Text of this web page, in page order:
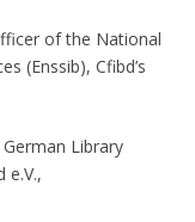
of the National
(Enssib), Cfibd’s
Library
e.V.,